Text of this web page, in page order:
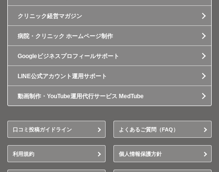
クリニック経営マガジン
病院・クリニック ホームページ制作
Googleビジネスプロフィールサポート
LINE公式アカウント運用サポート
動画制作・YouTube運用代行サービス MedTube
口コミ投稿ガイドライン よくあるご質問（FAQ）
利用規約 個人情報保護方針